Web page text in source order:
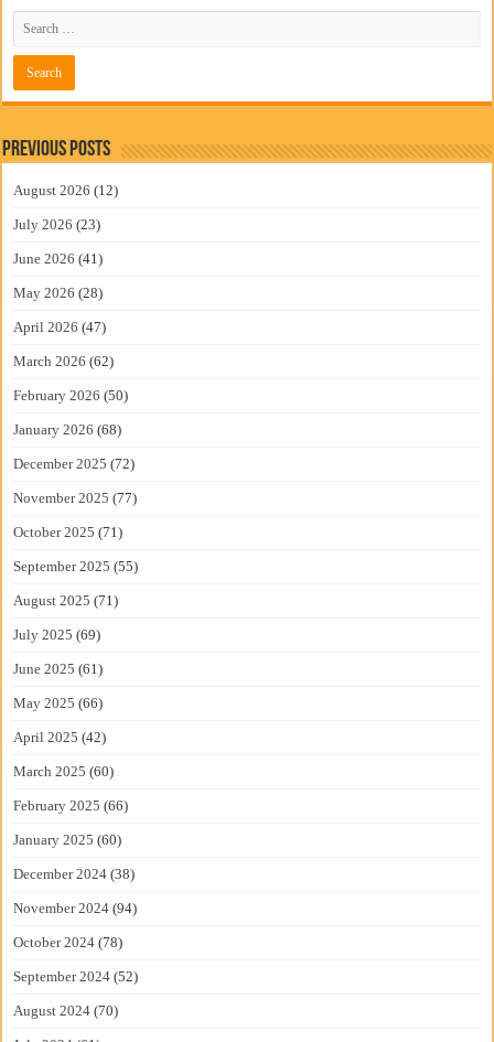
Previous Posts
August 2026 (12)
July 2026 (23)
June 2026 (41)
May 2026 (28)
April 2026 (47)
March 2026 (62)
February 2026 (50)
January 2026 (68)
December 2025 (72)
November 2025 (77)
October 2025 (71)
September 2025 (55)
August 2025 (71)
July 2025 (69)
June 2025 (61)
May 2025 (66)
April 2025 (42)
March 2025 (60)
February 2025 (66)
January 2025 (60)
December 2024 (38)
November 2024 (94)
October 2024 (78)
September 2024 (52)
August 2024 (70)